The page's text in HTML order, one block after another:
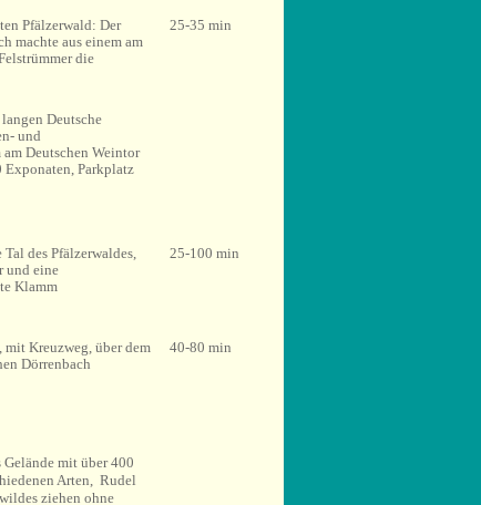
Pfälzerwald: Der
machte aus einem am
die
25-35 min
Deutsche
und
am Deutschen Weintor
Exponaten,Parkplatz
Tal des Pfälzerwaldes,
und eine
Klamm
25-100 min
mit Kreuzweg, über dem
Dörrenbach
40-80 min
Gelände mit über 400
Arten, Rudel
ziehen ohne